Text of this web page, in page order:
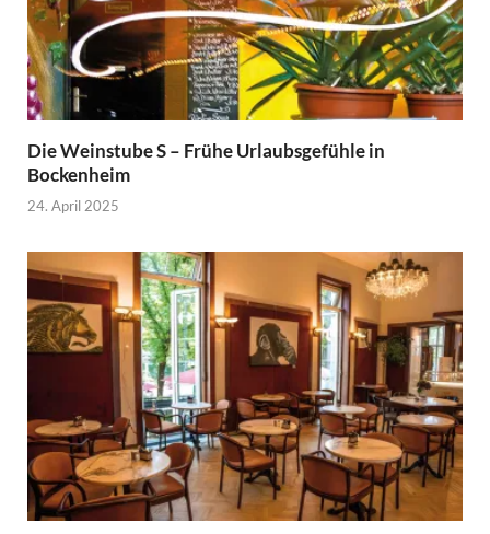
Die Weinstube S – Frühe Urlaubsgefühle in
Bockenheim
24. April 2025